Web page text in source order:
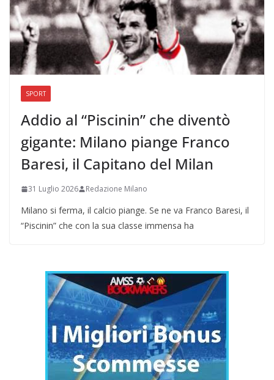
SPORT
Addio al “Piscinin” che diventò
gigante: Milano piange Franco
Baresi, il Capitano del Milan
31 Luglio 2026 Redazione Milano
Milano si ferma, il calcio piange. Se ne va Franco Baresi, il
“Piscinin” che con la sua classe immensa ha